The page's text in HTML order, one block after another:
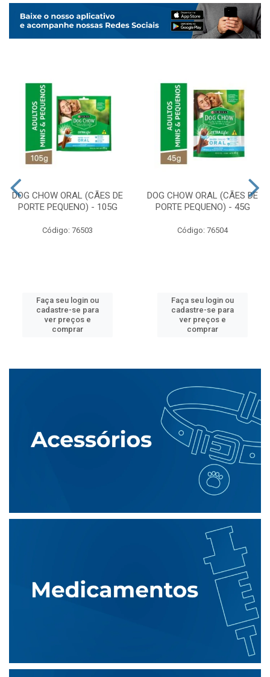
DOG CHOW ORAL (CÃES DE
PORTE PEQUENO) - 105G
Código: 76503
Faça seu login ou
cadastre-se para
ver preços e
comprar
DOG CHOW ORAL (CÃES DE
PORTE PEQUENO) - 45G
Código: 76504
Faça seu login ou
cadastre-se para
ver preços e
comprar